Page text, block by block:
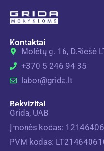
Kontaktai
Molėtų g. 16, D.Riešė
+370 5 246 94 35
labor@grida.lt
Rekvizitai
Grida, UAB
Įmonės kodas:
PVM kodas: